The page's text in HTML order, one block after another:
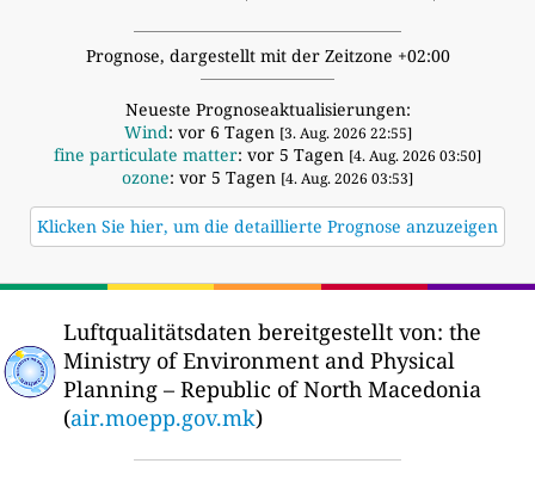
Prognose, dargestellt mit der Zeitzone +02:00
Neueste Prognoseaktualisierungen:
Wind: vor 6 Tagen [3. Aug. 2026 22:55]
fine particulate matter: vor 5 Tagen [4. Aug. 2026 03:50]
ozone: vor 5 Tagen [4. Aug. 2026 03:53]
Klicken Sie hier, um die detaillierte Prognose anzuzeigen
Luftqualitätsdaten bereitgestellt von: the
Ministry of Environment and Physical
Planning – Republic of North Macedonia
(air.moepp.gov.mk)